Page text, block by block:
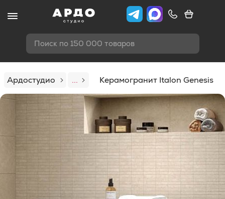
Поиск по 150 000 товаров
Ардостудио ... Керамогранит Italon Genesis